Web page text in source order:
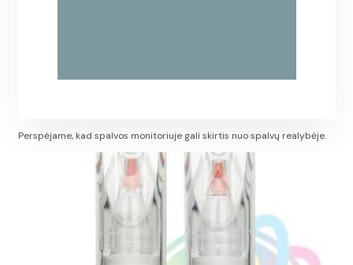
Perspėjame, kad spalvos monitoriuje gali skirtis nuo spalvų realybėje.